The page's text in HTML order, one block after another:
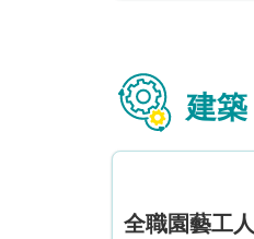
建築
全職園藝工